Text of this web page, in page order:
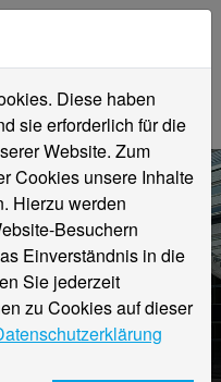
Diese haben
sie erforderlich für die
Website. Zum
Cookies unsere Inhalte
Hierzu werden
Besuchern
Einverständnis in die
Sie jederzeit
zu Cookies auf dieser